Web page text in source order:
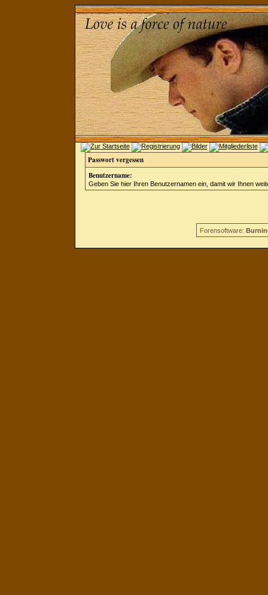
Passwort vergessen
Benutzername:
Geben Sie hier Ihren Benutzernamen ein, damit wir Ihnen
Forensoftware: